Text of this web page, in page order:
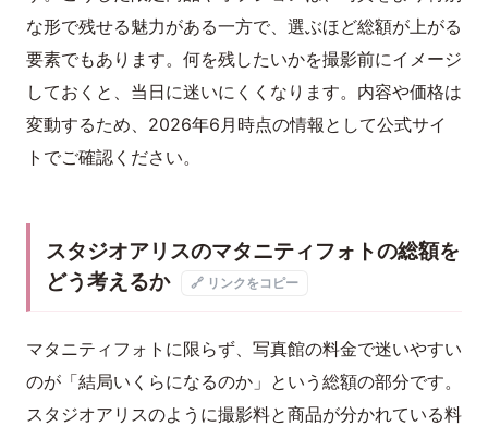
な形で残せる魅力がある一方で、選ぶほど総額が上がる
要素でもあります。何を残したいかを撮影前にイメージ
しておくと、当日に迷いにくくなります。内容や価格は
変動するため、2026年6月時点の情報として公式サイ
トでご確認ください。
スタジオアリスのマタニティフォトの総額を
どう考えるか
🔗 リンクをコピー
マタニティフォトに限らず、写真館の料金で迷いやすい
のが「結局いくらになるのか」という総額の部分です。
スタジオアリスのように撮影料と商品が分かれている料